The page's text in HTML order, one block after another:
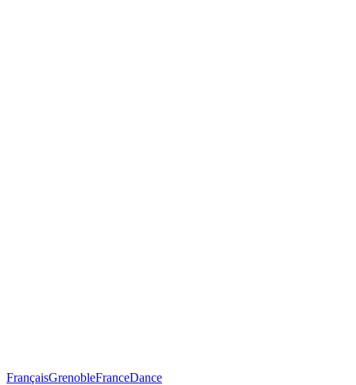
FrançaisGrenobleFranceDance